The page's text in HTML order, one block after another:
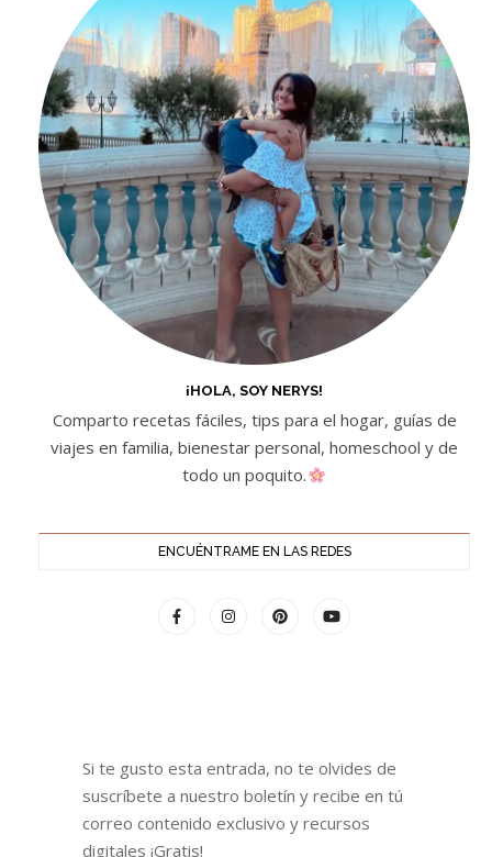
¡HOLA, SOY NERYS!
Comparto recetas fáciles, tips para el hogar, guías de
viajes en familia, bienestar personal, homeschool y de
todo un poquito.
ENCUÉNTRAME EN LAS REDES
Si te gusto esta entrada, no te olvides de
suscríbete a nuestro boletín y recibe en tú
correo contenido exclusivo y recursos
digitales ¡Gratis!